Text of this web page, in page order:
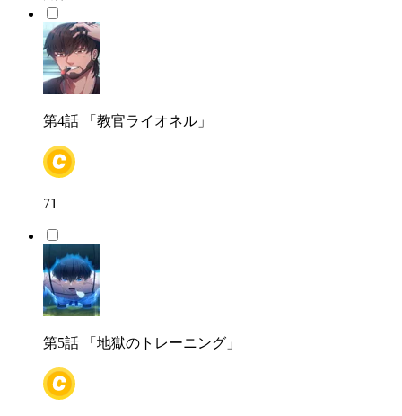
第4話 「教官ライオネル」
71
第5話 「地獄のトレーニング」